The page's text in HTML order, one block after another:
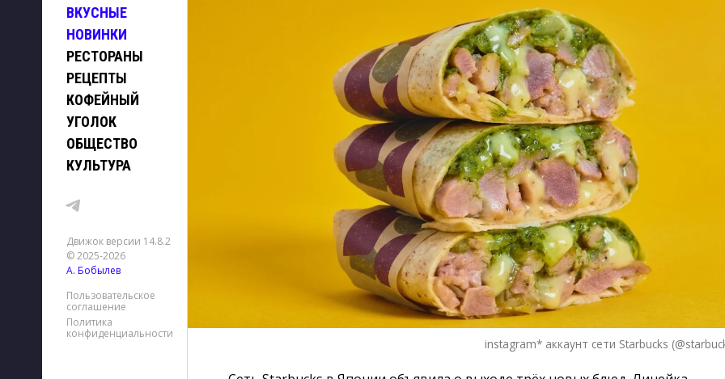
ВКУСНЫЕ
НОВИНКИ
РЕСТОРАНЫ
РЕЦЕПТЫ
КОФЕЙНЫЙ
УГОЛОК
ОБЩЕСТВО
КУЛЬТУРА
Движок версии 14.8.2
© 2025-2026
А. Бобылев
Пользовательское
соглашение
Политика
конфиденциальности
instagram* аккаунт сети Starbucks